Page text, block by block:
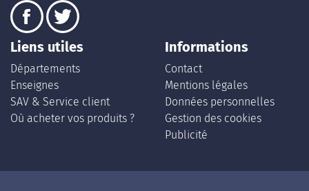
Liens utiles
Départements
Enseignes
SAV & Service client
Où acheter vos produits ?
Informations
Contact
Mentions légales
Données personnelles
Gestion des cookies
Publicité